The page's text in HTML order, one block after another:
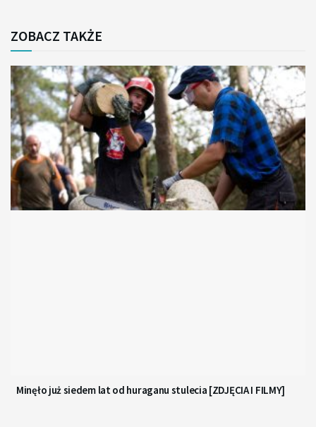
ZOBACZ TAKŻE
Minęło już siedem lat od huraganu stulecia [ZDJĘCIA I FILMY]